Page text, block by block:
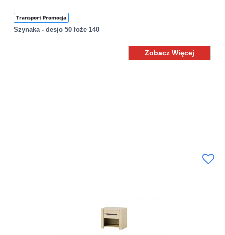
Transport Promocja
Szynaka - desjo 50 łoże 140
Zobacz Więcej